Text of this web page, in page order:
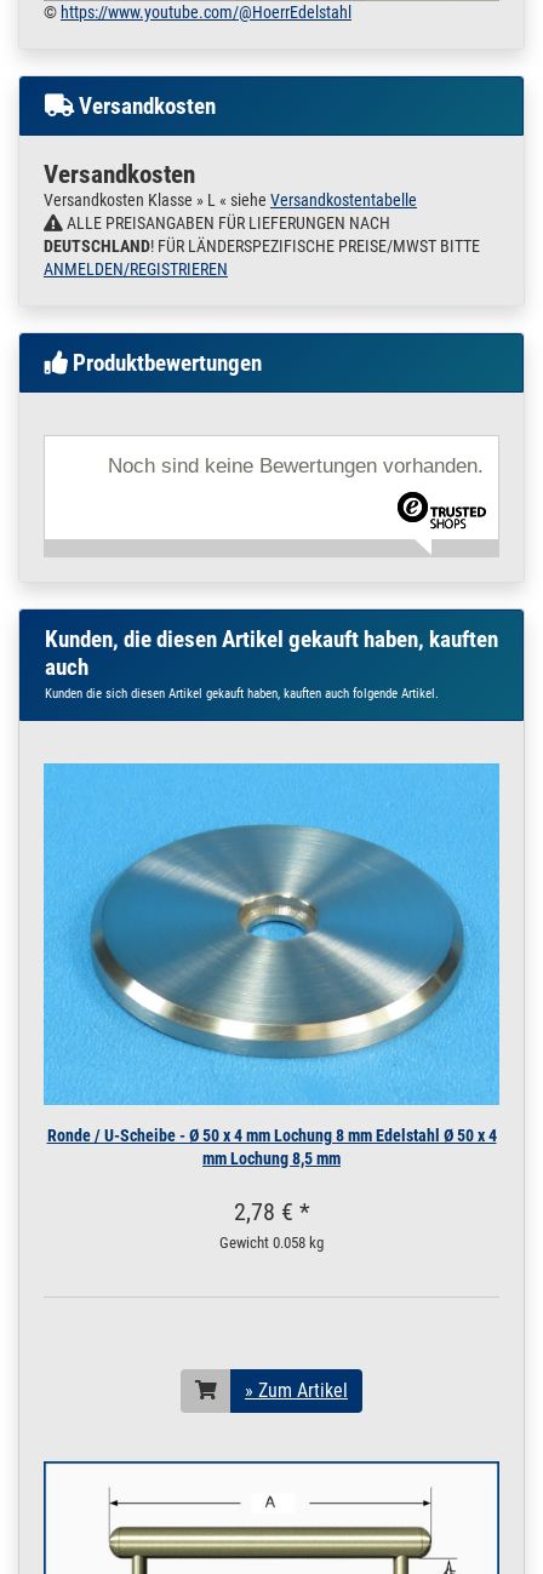
© https://www.youtube.com/@HoerrEdelstahl
Versandkosten
Versandkosten
Versandkosten Klasse » L « siehe Versandkostentabelle
ALLE PREISANGABEN FÜR LIEFERUNGEN NACH
DEUTSCHLAND! FÜR LÄNDERSPEZIFISCHE PREISE/MWST BITTE
ANMELDEN/REGISTRIEREN
Produktbewertungen
Noch sind keine Bewertungen vorhanden.
Kunden, die diesen Artikel gekauft haben, kauften
auch
Kunden die sich diesen Artikel gekauft haben, kauften auch folgende Artikel.
Ronde / U-Scheibe - Ø 50 x 4 mm Lochung 8 mm Edelstahl Ø 50 x 4
mm Lochung 8,5 mm
2,78 € *
Gewicht 0.058 kg
» Zum Artikel